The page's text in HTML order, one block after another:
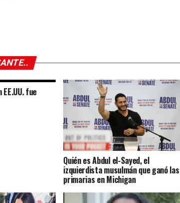
fue
Quién es Abdul el-Sayed, el
izquierdista musulmán que ganó las
primarias en Michigan